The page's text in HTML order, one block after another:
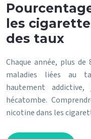
les
des taux
Chaque année, plus
maladies liées au
hautement
hécatombe.
nicotine dans les